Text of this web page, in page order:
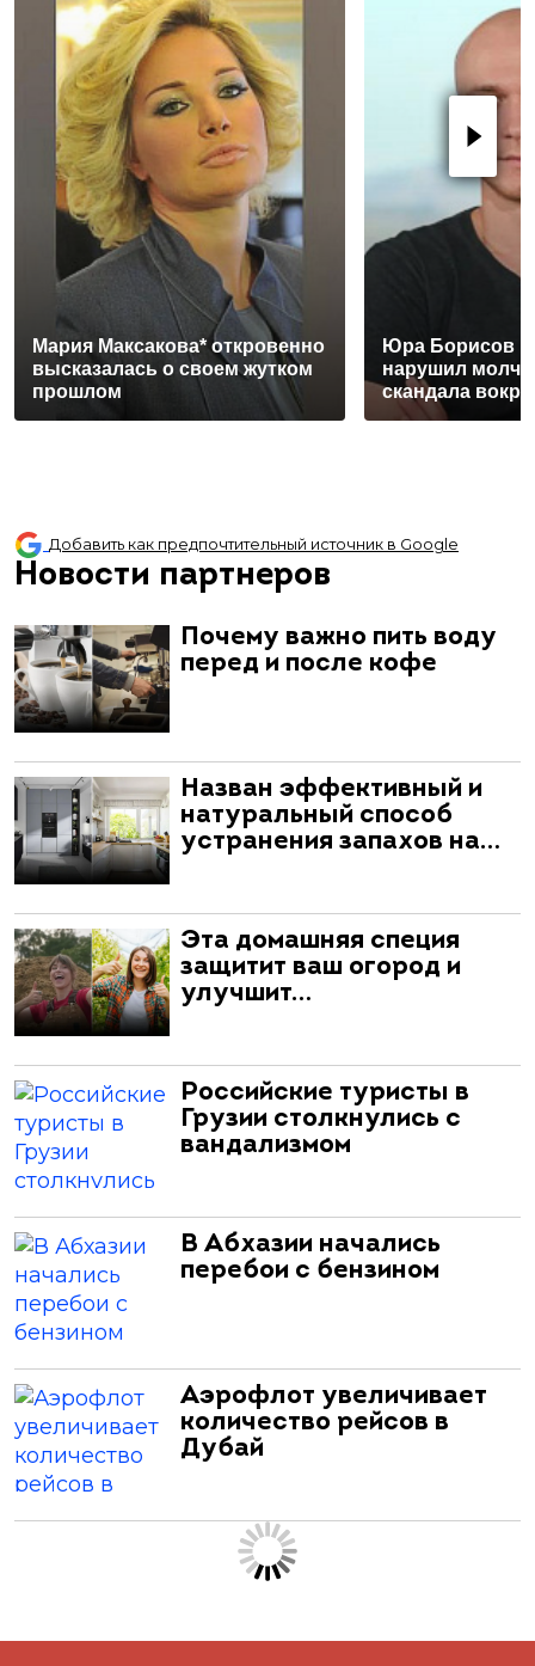
Мария Максакова* откровенно
высказалась о своем жутком
прошлом
Юра Борисов
нарушил
скандала
Добавить как предпочтительный источник в Google
Новости партнеров
Почему важно пить воду
перед и после кофе
Назван эффективный и
натуральный способ
устранения запахов на…
Эта домашняя специя
защитит ваш огород и
улучшит…
Российские туристы в
Грузии столкнулись с
вандализмом
В Абхазии начались
перебои с бензином
Аэрофлот увеличивает
количество рейсов в
Дубай